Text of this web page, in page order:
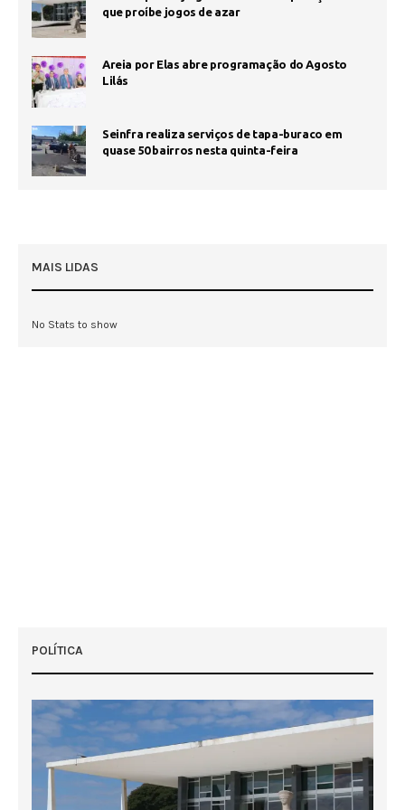
que proíbe jogos de azar
Areia por Elas abre programação do Agosto
Lilás
Seinfra realiza serviços de tapa-buraco em
quase 50 bairros nesta quinta-feira
MAIS LIDAS
No Stats to show
POLÍTICA